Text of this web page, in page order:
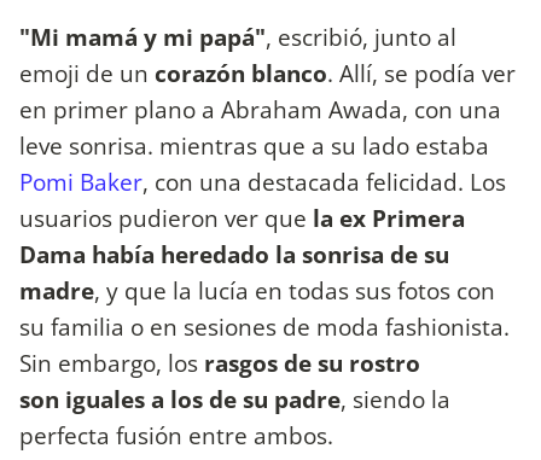
"Mi mamá y mi papá", escribió, junto al
emoji de un corazón blanco. Allí, se podía ver
en primer plano a Abraham Awada, con una
leve sonrisa. mientras que a su lado estaba
Pomi Baker, con una destacada felicidad. Los
usuarios pudieron ver que la ex Primera
Dama había heredado la sonrisa de su
madre, y que la lucía en todas sus fotos con
su familia o en sesiones de moda fashionista.
Sin embargo, los rasgos de su rostro
son iguales a los de su padre, siendo la
perfecta fusión entre ambos.